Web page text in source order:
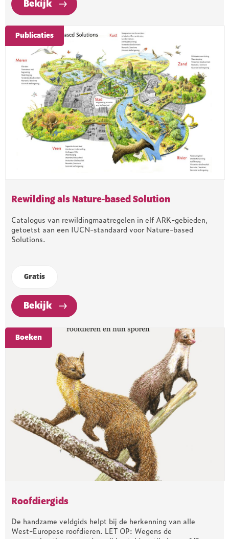
Bekijk
Publicaties
Rewilding als Nature-based Solution
Catalogus van rewildingmaatregelen in elf ARK-gebieden,
getoetst aan een IUCN-standaard voor Nature-based
Solutions.
Gratis
Bekijk
Boeken
Roofdiergids
De handzame veldgids helpt bij de herkenning van alle
West-Europese roofdieren. LET OP: Wegens de